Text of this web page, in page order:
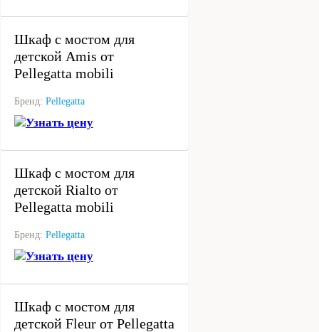
Шкаф с мостом для
детской Amis от
Pellegatta mobili
Бренд: Pellegatta
Узнать цену
Шкаф с мостом для
детской Rialto от
Pellegatta mobili
Бренд: Pellegatta
Узнать цену
Шкаф с мостом для
детской Fleur от Pellegatta